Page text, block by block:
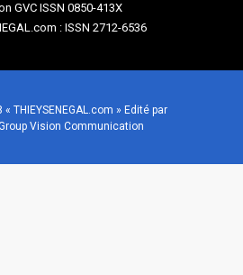
GVC ISSN 0850-413X
: ISSN 2712-6536
THIEYSENEGAL.com » Edité par
Vision Communication